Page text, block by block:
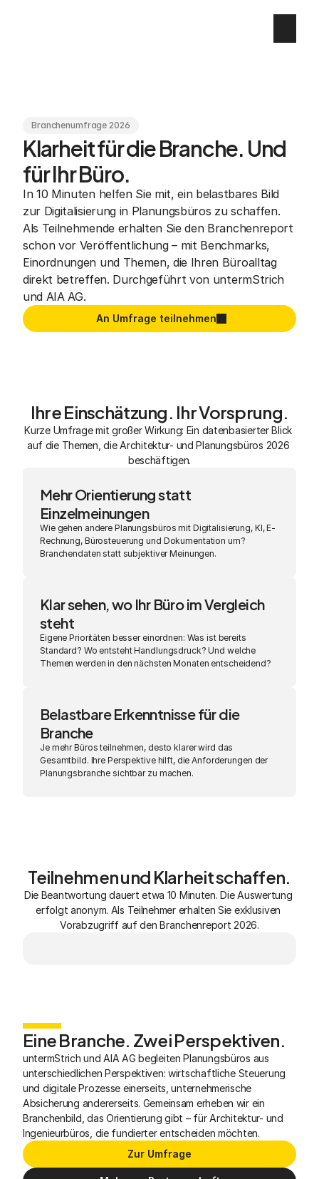
Branchenumfrage 2026
Klarheit für die Branche. Und
für Ihr Büro.
In 10 Minuten helfen Sie mit, ein belastbares Bild
zur Digitalisierung in Planungsbüros zu schaffen.
Als Teilnehmende erhalten Sie den Branchenreport
schon vor Veröffentlichung – mit Benchmarks,
Einordnungen und Themen, die Ihren Büroalltag
direkt betreffen. Durchgeführt von untermStrich
und AIA AG.
An Umfrage teilnehmen
Ihre Einschätzung. Ihr Vorsprung.
Kurze Umfrage mit großer Wirkung: Ein datenbasierter Blick
auf die Themen, die Architektur- und Planungsbüros 2026
beschäftigen.
Mehr Orientierung statt
Einzelmeinungen
Wie gehen andere Planungsbüros mit Digitalisierung, KI, E-
Rechnung, Bürosteuerung und Dokumentation um?
Branchendaten statt subjektiver Meinungen.
Klar sehen, wo Ihr Büro im Vergleich
steht
Eigene Prioritäten besser einordnen: Was ist bereits
Standard? Wo entsteht Handlungsdruck? Und welche
Themen werden in den nächsten Monaten entscheidend?
Belastbare Erkenntnisse für die
Branche
Je mehr Büros teilnehmen, desto klarer wird das
Gesamtbild. Ihre Perspektive hilft, die Anforderungen der
Planungsbranche sichtbar zu machen.
Teilnehmen und Klarheit schaffen.
Die Beantwortung dauert etwa 10 Minuten. Die Auswertung
erfolgt anonym. Als Teilnehmer erhalten Sie exklusiven
Vorabzugriff auf den Branchenreport 2026.
Eine Branche. Zwei Perspektiven.
untermStrich und AIA AG begleiten Planungsbüros aus
unterschiedlichen Perspektiven: wirtschaftliche Steuerung
und digitale Prozesse einerseits, unternehmerische
Absicherung andererseits. Gemeinsam erheben wir ein
Branchenbild, das Orientierung gibt – für Architektur- und
Ingenieurbüros, die fundierter entscheiden möchten.
Zur Umfrage